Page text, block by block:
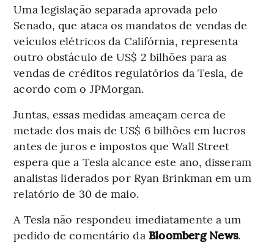
Uma legislação separada aprovada pelo
Senado, que ataca os mandatos de vendas de
veículos elétricos da Califórnia, representa
outro obstáculo de US$ 2 bilhões para as
vendas de créditos regulatórios da Tesla, de
acordo com o JPMorgan.
Juntas, essas medidas ameaçam cerca de
metade dos mais de US$ 6 bilhões em lucros
antes de juros e impostos que Wall Street
espera que a Tesla alcance este ano, disseram
analistas liderados por Ryan Brinkman em um
relatório de 30 de maio.
A Tesla não respondeu imediatamente a um
pedido de comentário da Bloomberg News.